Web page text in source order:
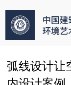
弧线设计让